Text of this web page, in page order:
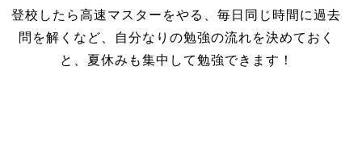
登校したら高速マスターをやる、毎日同じ時間に過去
問を解くなど、自分なりの勉強の流れを決めておく
と、夏休みも集中して勉強できます！